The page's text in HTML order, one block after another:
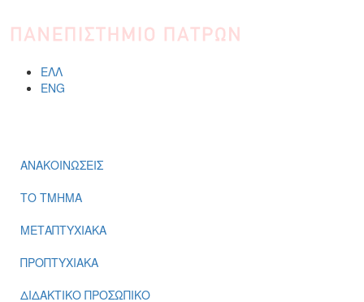
ΕΛΛ
ENG
ΑΝΑΚΟΙΝΩΣΕΙΣ
ΤΟ ΤΜΗΜΑ
ΜΕΤΑΠΤΥΧΙΑΚΑ
ΠΡΟΠΤΥΧΙΑΚΑ
ΔΙΔΑΚΤΙΚΟ ΠΡΟΣΩΠΙΚΟ